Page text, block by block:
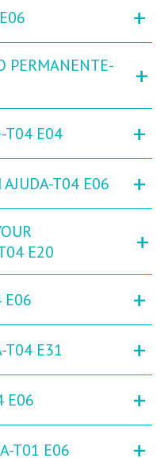
+
PERMANENTE-
+
T04 E04 +
AJUDA-T04 E06 +
E20
+
E06 +
T04 E31 +
E06 +
T01 E06 +